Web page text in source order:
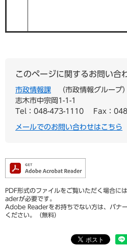
このページに関するお問い合
市政情報課
市政情報グループ
志木市中宗岡1-1-1
Tel：048-473-1110
Fax：
メールでのお問い合わせはこちら
PDF形式のファイルをご覧いただく場合
aderが必要です。
Adobe Readerをお持ちでない方は、バナ
ください。（無料）